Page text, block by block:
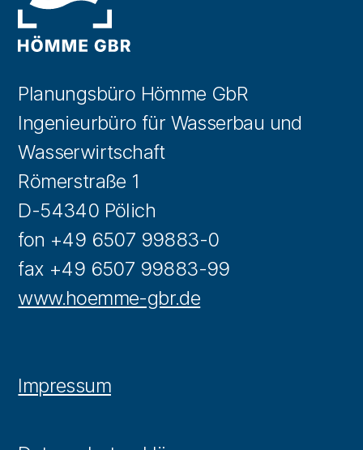
Planungsbüro Hömme GbR
Ingenieurbüro für Wasserbau und
Wasserwirtschaft
Römerstraße 1
D-54340 Pölich
fon +49 6507 99883-0
fax +49 6507 99883-99
www.hoemme-gbr.de
Impressum